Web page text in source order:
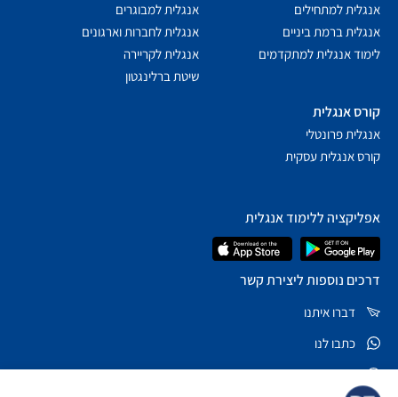
קורס אנגלית
אנגלית פרונטלי
קורס אנגלית עסקית
אנגלית למבוגרים
אנגלית לחברות וארגונים
אנגלית לקריירה
שיטת ברלינגטון
אנגלית למתחילים
אנגלית ברמת ביניים
לימוד אנגלית למתקדמים
דרכים נוספות ליצירת קשר
דברו איתנו
כתבו לנו
שאלות נפוצות
אפליקציה ללימוד אנגלית